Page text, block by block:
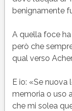
benignamente
A quella foce ha
però che
qual verso
E io: «Se
memoria o uso
che mi solea